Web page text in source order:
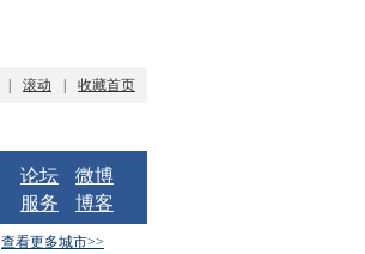
滚动 收藏首页
论坛
微博
服务
博客
查看更多城市>>